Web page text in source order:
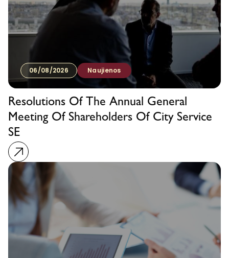
06/08/2026 Naujienos
Resolutions Of The Annual General
Meeting Of Shareholders Of City Service
SE